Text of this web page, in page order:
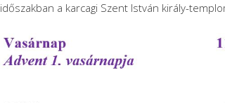
időszakban a karcagi Szent István király-